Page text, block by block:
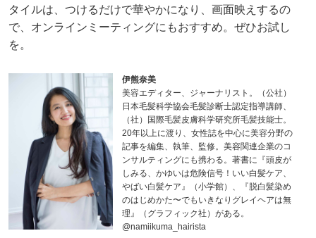
タイルは、つけるだけで華やかになり、画面映えするの
で、オンラインミーティングにもおすすめ。ぜひお試し
を。
伊熊奈美
美容エディター、ジャーナリスト。（公社）
日本毛髪科学協会毛髪診断士認定指導講師、
（社）国際毛髪皮膚科学研究所毛髪技能士。
20年以上に渡り、女性誌を中心に美容分野の
記事を編集、執筆、監修。美容関連企業のコ
ンサルティングにも携わる。著書に『頭皮が
しみる、かゆいは危険信号！いい白髪ケア、
やばい白髪ケア』（小学館）、『脱白髪染め
のはじめかた〜でもいきなりグレイヘアは無
理』（グラフィック社）がある。
@namiikuma_hairista